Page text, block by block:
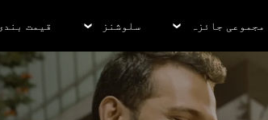
مجموعی جائزہ سلوشنز قیمت